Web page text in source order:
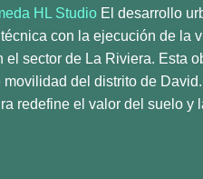
HL Studio El desarrollo
con la ejecución de la
el sector de La Riviera. Esta
movilidad del distrito de
redefine el valor del suelo